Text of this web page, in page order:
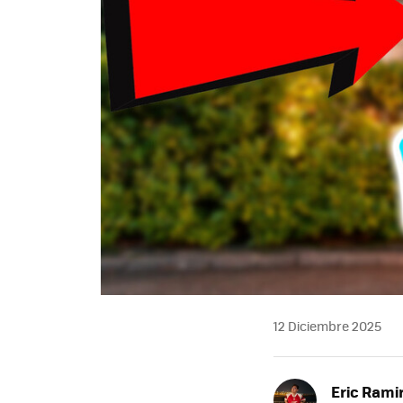
12 Diciembre 2025
Eric